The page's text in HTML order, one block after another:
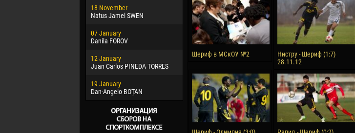
18 November
Natus Jamel SWEN
07 January
Danila FOROV
12 January
Juan Carlos PINEDA TORRES
19 January
Dan-Angelo BOȚAN
Jayder Moreno ASPRILLA
22 March
Samba KONÉ
26 March
Vitor Hugo Morais de OLIVEIRA
28 March
Raí LOPES DE OLIVEIRA
Victor CIUMAȘU
28 June
Soumaila MAGASSOUBA
10 July
Bourama FOMBA
15 July
Ivan DYULGEROV
Шериф в МСкОУ №2
Нистру - Шериф (1:7)
28.11.12